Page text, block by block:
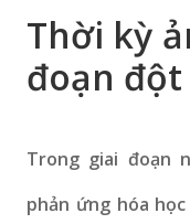
Thời kỳ
đoạn đột
Trong giai đoạn
phản ứng hóa